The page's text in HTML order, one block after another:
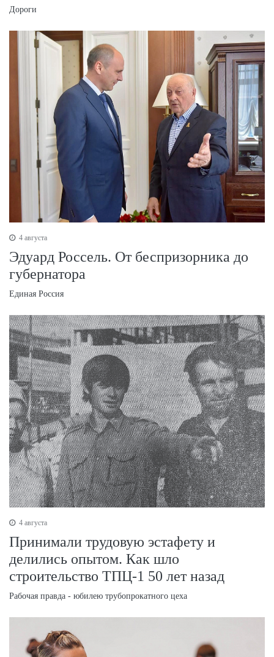
Дороги
4 августа
Эдуард Россель. От беспризорника до
губернатора
Единая Россия
4 августа
Принимали трудовую эстафету и
делились опытом. Как шло
строительство ТПЦ-1 50 лет назад
Рабочая правда - юбилею трубопрокатного цеха